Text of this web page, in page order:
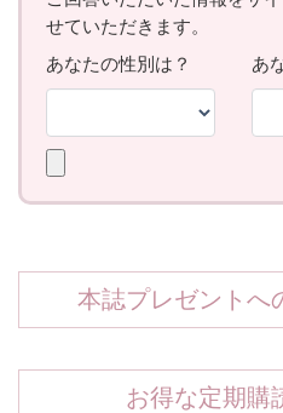
本誌プレゼントへ
お得な定期購